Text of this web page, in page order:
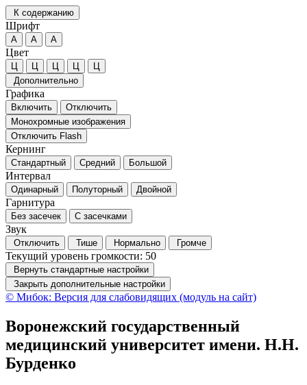
К содержанию
Шрифт
А А А
Цвет
Ц Ц Ц Ц
Ц
Дополнительно
Графика
Включить
Отключить
Монохромные изображения
Отключить Flash
Кернинг
Стандартный Средний Большой
Интервал
Одинарный Полуторный Двойной
Гарнитура
Без засечек С засечками
Звук
Отключить Тише Нормально Громче
Текущий уровень громкости: 50
Вернуть стандартные настройки
Закрыть дополнительные настройки
© Мибок: Версия для слабовидящих (модуль на сайт)
Воронежский государственный
медицинский университет имени. Н.Н.
Бурденко